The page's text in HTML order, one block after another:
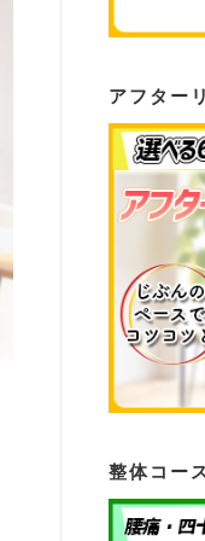
アフター
整体コー